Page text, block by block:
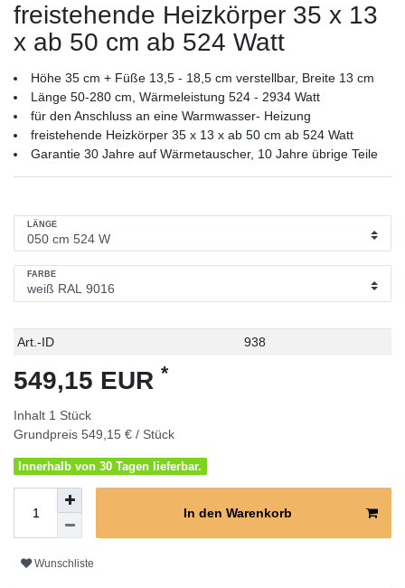
freistehende Heizkörper 35 x 13
x ab 50 cm ab 524 Watt
Höhe 35 cm + Füße 13,5 - 18,5 cm verstellbar, Breite 13 cm
Länge 50-280 cm, Wärmeleistung 524 - 2934 Watt
für den Anschluss an eine Warmwasser- Heizung
freistehende Heizkörper 35 x 13 x ab 50 cm ab 524 Watt
Garantie 30 Jahre auf Wärmetauscher, 10 Jahre übrige Teile
LÄNGE
FARBE
Technisches
Wert
Art.-ID 938
549,15 EUR *
Inhalt 1 Stück
Grundpreis 549,15 € / Stück
Innerhalb von 30 Tagen lieferbar.
In den Warenkorb
Wunschliste